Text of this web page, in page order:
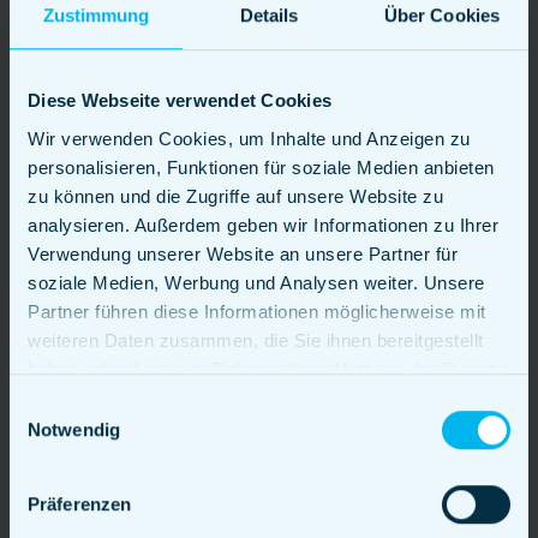
Zustimmung Details Über Cookies
Diese Webseite verwendet Cookies
Wir verwenden Cookies, um Inhalte und Anzeigen zu
personalisieren, Funktionen für soziale Medien anbieten
zu können und die Zugriffe auf unsere Website zu
analysieren. Außerdem geben wir Informationen zu Ihrer
Verwendung unserer Website an unsere Partner für
soziale Medien, Werbung und Analysen weiter. Unsere
Partner führen diese Informationen möglicherweise mit
weiteren Daten zusammen, die Sie ihnen bereitgestellt
Notwendig
Präferenzen
Nische oder Küche bedienen, könnte die
Zukunft noch stärkere Spezialisierungen
regionalen Zutaten oder bestimmten
Kochtechniken – die Betreiber könnten sich
dazu entscheiden, sich noch stärker zu
differenzieren, um sich von der Masse
abzuheben.
Nachhaltigkeit:Es wird ein wachsendes
Bewusstsein für Umwelt- und
Nachhaltigkeitsfragen geben. Zukünftige
wiederverwendbare Verpackungen und
Kollaborationen und Fusionen:
Es könnte